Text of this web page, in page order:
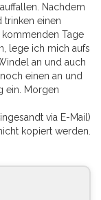
Nachdem
trinken einen
Tage
lege ich mich aufs
an und auch
einen an und
ein. Morgen
via E-Mail)
kopiert werden.